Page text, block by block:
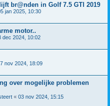
br@nden in Golf 7.5 GTI 2019
jan 2025, 10:30
motor..
dec 2024, 10:02
nov 2024, 18:09
over mogelijke problemen
« 03 nov 2024, 15:15